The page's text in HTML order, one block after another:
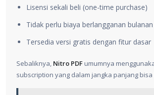
Lisensi sekali beli (one-time purchase)
Tidak perlu biaya berlangganan bulanan
Tersedia versi gratis dengan fitur dasar
Sebaliknya, Nitro PDF umumnya
subscription yang dalam jangka panjang